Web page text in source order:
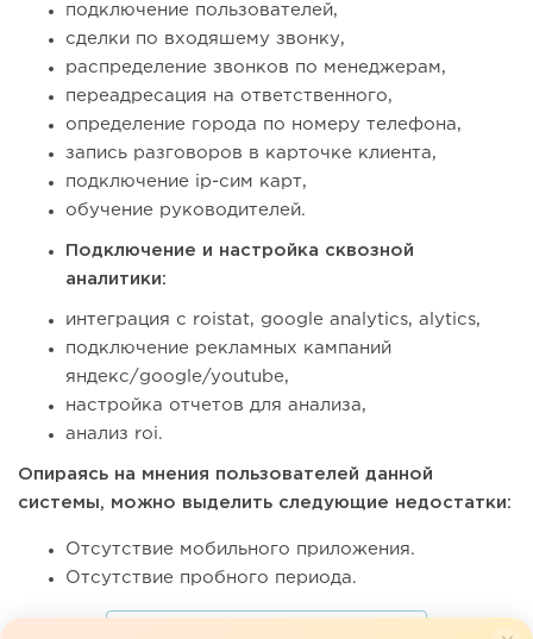
подключение пользователей,
сделки по входяшему звонку,
распределение звонков по менеджерам,
переадресация на ответственного,
определение города по номеру телефона,
запись разговоров в карточке клиента,
подключение ip-сим карт,
обучение руководителей.
Подключение и настройка сквозной
аналитики:
интеграция с roistat, google analytics, alytics,
подключение рекламных кампаний
яндекс/google/youtube,
настройка отчетов для анализа,
анализ roi.
Опираясь на мнения пользователей данной
системы, можно выделить следующие недостатки:
Отсутствие мобильного приложения.
Отсутствие пробного периода.